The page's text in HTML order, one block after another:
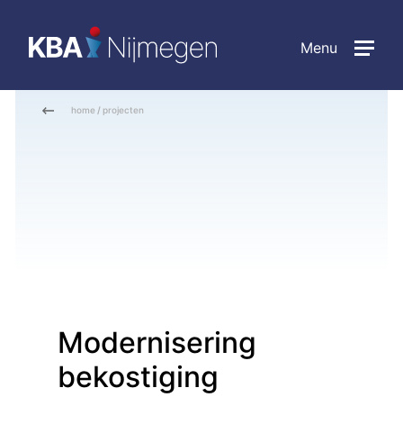
Menu
home / projecten
Modernisering
bekostiging